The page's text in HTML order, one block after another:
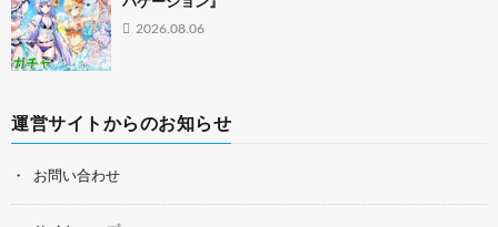
バケーション』
2026.08.06
運営サイトからのお知らせ
お問い合わせ